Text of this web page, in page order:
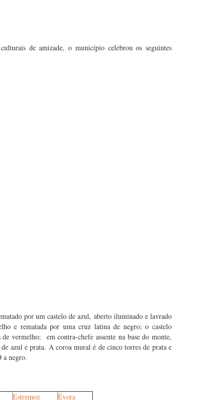
de amizade, o município celebrou os seguintes
por um castelo de azul, aberto iluminado e lavrado
e rematada por uma cruz latina de negro; o castelo
vermelho; em contra-chefe assente na base do monte,
azul e prata. A coroa mural é de cinco torres de prata e
a negro.
Estremoz
Évora